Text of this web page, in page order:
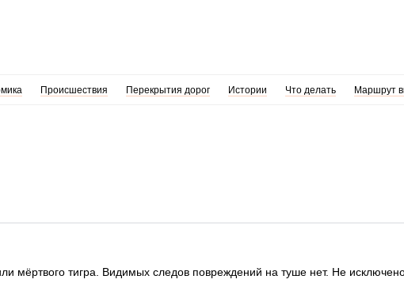
Происшествия Перекрытия дорог Истории Что делать Маршрут
мёртвого тигра. Видимых следов повреждений на туше нет. Не